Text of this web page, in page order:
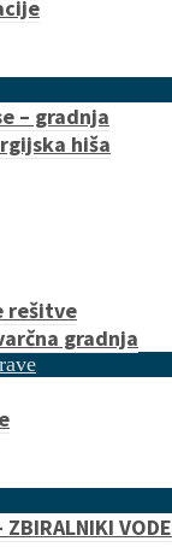
– gradnja
hiša
rešitve
gradnja
ZBIRALNIKI VODE